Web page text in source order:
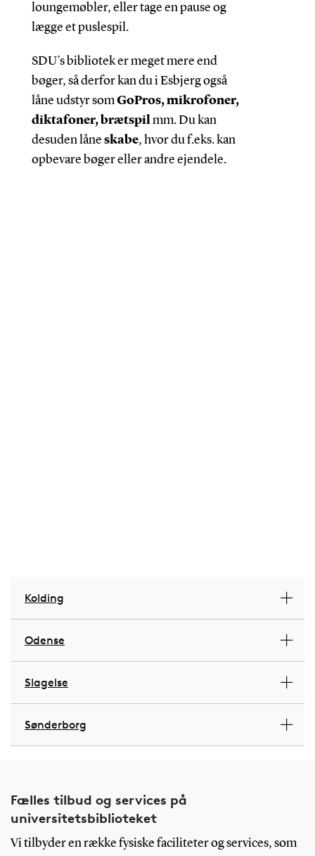
loungemøbler, eller tage en pause og
lægge et puslespil.
SDU’s bibliotek er meget mere end
bøger, så derfor kan du i Esbjerg også
låne udstyr somGoPros, mikrofoner,
diktafoner, brætspilmm. Du kan
desuden låne skabe, hvor du f.eks. kan
opbevare bøger eller andre ejendele.
Kolding
Odense
Slagelse
Sønderborg
Fælles tilbud og services på
universitetsbiblioteket
Vi tilbyder en række fysiske faciliteter og services, som